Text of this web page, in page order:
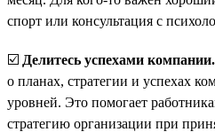
спорт или консультация с
☑️ Делитесь успехами компании.
о планах, стратегии и успехах
уровней. Это помогает
стратегию организации при